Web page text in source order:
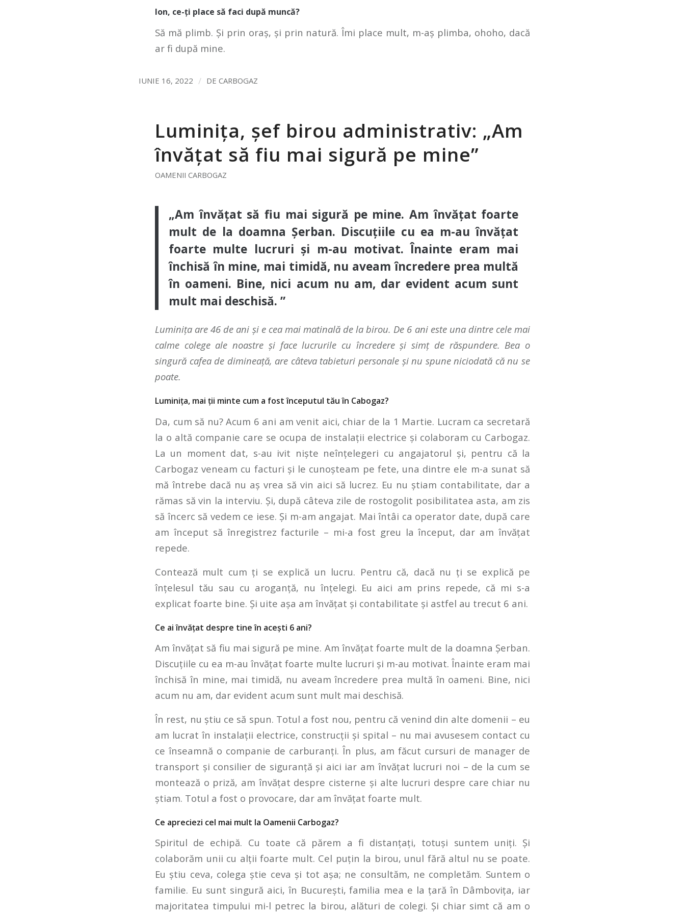
Ion, ce-ți place să faci după muncă?
Să mă plimb. Și prin oraș, și prin natură. Îmi place mult, m-aș plimba, ohoho, dacă
ar fi după mine.
IUNIE 16, 2022 / DE CARBOGAZ
Luminița, șef birou administrativ: „Am
învățat să fiu mai sigură pe mine”
OAMENII CARBOGAZ
„Am învățat să fiu mai sigură pe mine. Am învățat foarte
mult de la doamna Șerban. Discuțiile cu ea m-au învățat
foarte multe lucruri și m-au motivat. Înainte eram mai
închisă în mine, mai timidă, nu aveam încredere prea multă
în oameni. Bine, nici acum nu am, dar evident acum sunt
mult mai deschisă. ”
Luminița are 46 de ani și e cea mai matinală de la birou. De 6 ani este una dintre cele mai
calme colege ale noastre și face lucrurile cu încredere și simț de răspundere. Bea o
singură cafea de dimineață, are câteva tabieturi personale și nu spune niciodată că nu se
poate.
Luminița, mai ții minte cum a fost începutul tău în Cabogaz?
Da, cum să nu? Acum 6 ani am venit aici, chiar de la 1 Martie. Lucram ca secretară
la o altă companie care se ocupa de instalații electrice și colaboram cu Carbogaz.
La un moment dat, s-au ivit niște neînțelegeri cu angajatorul și, pentru că la
Carbogaz veneam cu facturi și le cunoșteam pe fete, una dintre ele m-a sunat să
mă întrebe dacă nu aș vrea să vin aici să lucrez. Eu nu știam contabilitate, dar a
rămas să vin la interviu. Și, după câteva zile de rostogolit posibilitatea asta, am zis
să încerc să vedem ce iese. Și m-am angajat. Mai întâi ca operator date, după care
am început să înregistrez facturile – mi-a fost greu la început, dar am învățat
repede.
Contează mult cum ți se explică un lucru. Pentru că, dacă nu ți se explică pe
înțelesul tău sau cu aroganță, nu înțelegi. Eu aici am prins repede, că mi s-a
explicat foarte bine. Și uite așa am învățat și contabilitate și astfel au trecut 6 ani.
Ce ai învățat despre tine în acești 6 ani?
Am învățat să fiu mai sigură pe mine. Am învățat foarte mult de la doamna Șerban.
Discuțiile cu ea m-au învățat foarte multe lucruri și m-au motivat. Înainte eram mai
închisă în mine, mai timidă, nu aveam încredere prea multă în oameni. Bine, nici
acum nu am, dar evident acum sunt mult mai deschisă.
În rest, nu știu ce să spun. Totul a fost nou, pentru că venind din alte domenii – eu
am lucrat în instalații electrice, construcții și spital – nu mai avusesem contact cu
ce înseamnă o companie de carburanți. În plus, am făcut cursuri de manager de
transport și consilier de siguranță și aici iar am învățat lucruri noi – de la cum se
montează o priză, am învățat despre cisterne și alte lucruri despre care chiar nu
știam. Totul a fost o provocare, dar am învățat foarte mult.
Ce apreciezi cel mai mult la Oamenii Carbogaz?
Spiritul de echipă. Cu toate că părem a fi distanțați, totuși suntem uniți. Și
colaborăm unii cu alții foarte mult. Cel puțin la birou, unul fără altul nu se poate.
Eu știu ceva, colega știe ceva și tot așa; ne consultăm, ne completăm. Suntem o
familie. Eu sunt singură aici, în București, familia mea e la țară în Dâmbovița, iar
majoritatea timpului mi-l petrec la birou, alături de colegi. Și chiar simt că am o